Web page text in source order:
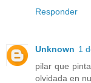
Responder
Unknown 1
pilar que
olvidada en